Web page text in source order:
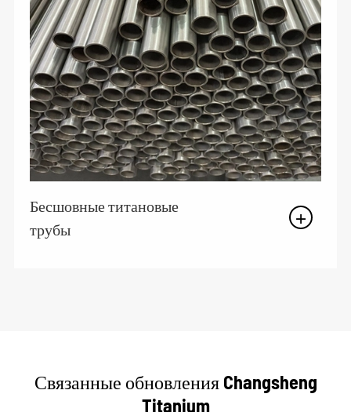
Бесшовные титановые
трубы
Связанные обновления Changsheng
Titanium